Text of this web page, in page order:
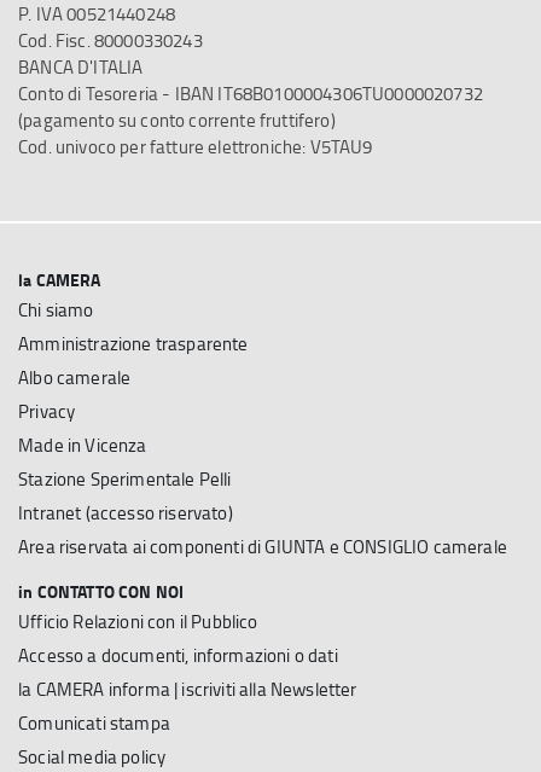
P. IVA 00521440248
Cod. Fisc. 80000330243
BANCA D'ITALIA
Conto di Tesoreria - IBAN IT68B0100004306TU0000020732
(pagamento su conto corrente fruttifero)
Cod. univoco per fatture elettroniche: V5TAU9
la CAMERA
Chi siamo
Amministrazione trasparente
Albo camerale
Privacy
Made in Vicenza
Stazione Sperimentale Pelli
Intranet (accesso riservato)
Area riservata ai componenti di GIUNTA e CONSIGLIO camerale
in CONTATTO CON NOI
Ufficio Relazioni con il Pubblico
Accesso a documenti, informazioni o dati
la CAMERA informa | iscriviti alla Newsletter
Comunicati stampa
Social media policy